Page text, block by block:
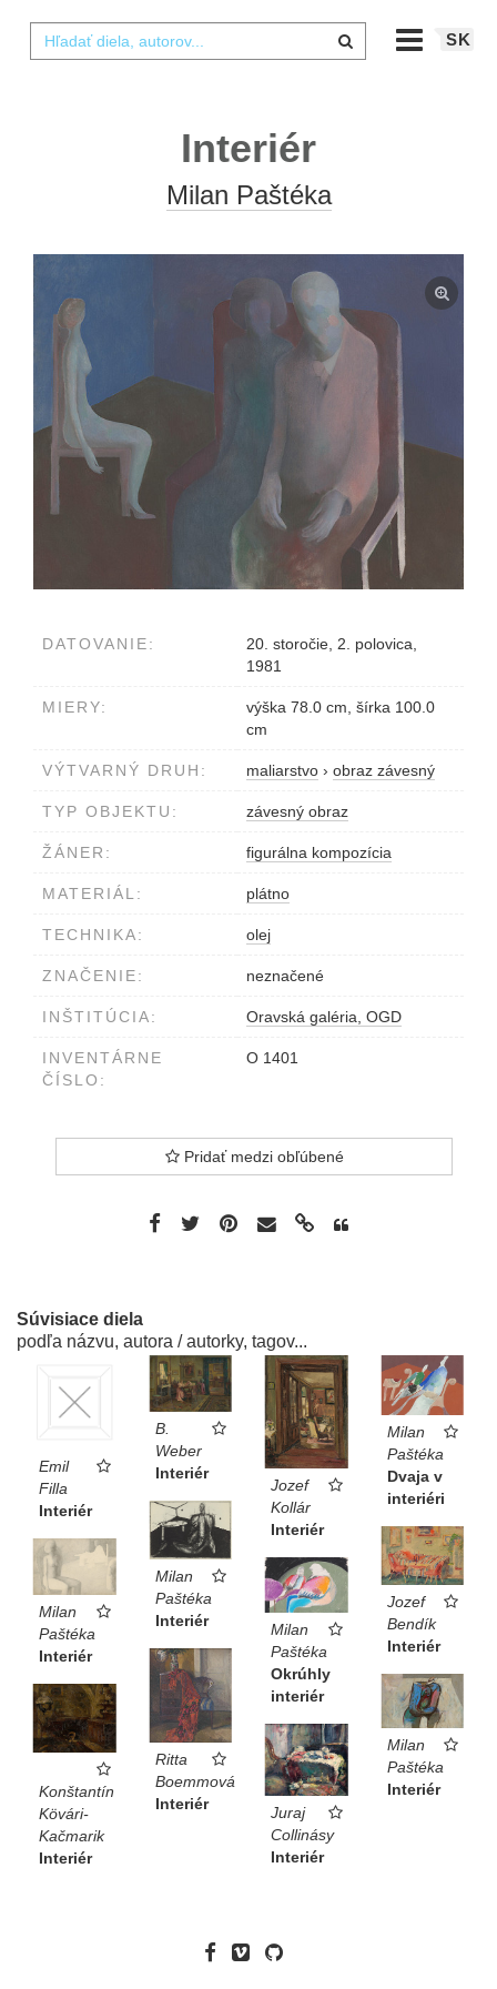
SK
Interiér
Milan Paštéka
DATOVANIE:
20. storočie, 2. polovica,
1981
MIERY:
výška 78.0 cm, šírka 100.0
cm
VÝTVARNÝ DRUH: maliarstvo › obraz závesný
TYP OBJEKTU: závesný obraz
ŽÁNER: figurálna kompozícia
MATERIÁL: plátno
TECHNIKA: olej
ZNAČENIE: neznačené
INŠTITÚCIA: Oravská galéria, OGD
INVENTÁRNE
ČÍSLO:
O 1401
Pridať medzi obľúbené
Súvisiace diela
podľa názvu, autora / autorky, tagov...
Emil
Filla
Interiér
B.
Weber
Interiér
Jozef
Kollár
Interiér
Milan
Paštéka
Dvaja v
interiéri
Milan
Paštéka
Interiér
Jozef
Bendík
Interiér
Milan
Paštéka
Interiér
Milan
Paštéka
Okrúhly
interiér
Ritta
Boemmová
Interiér
Milan
Paštéka
Interiér
Konštantín
Kövári-
Kačmarik
Interiér
Juraj
Collinásy
Interiér